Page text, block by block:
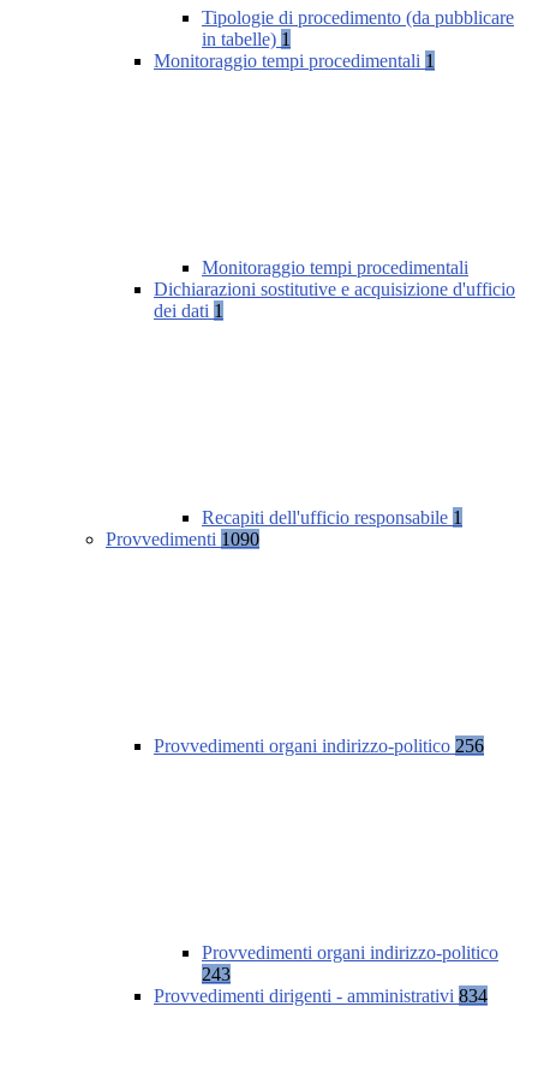
Tipologie di procedimento (da pubblicare
in tabelle) 1
Monitoraggio tempi procedimentali 1
Monitoraggio tempi procedimentali
Dichiarazioni sostitutive e acquisizione d'ufficio
dei dati 1
Recapiti dell'ufficio responsabile 1
Provvedimenti 1090
Provvedimenti organi indirizzo-politico 256
Provvedimenti organi indirizzo-politico
243
Provvedimenti dirigenti - amministrativi 834